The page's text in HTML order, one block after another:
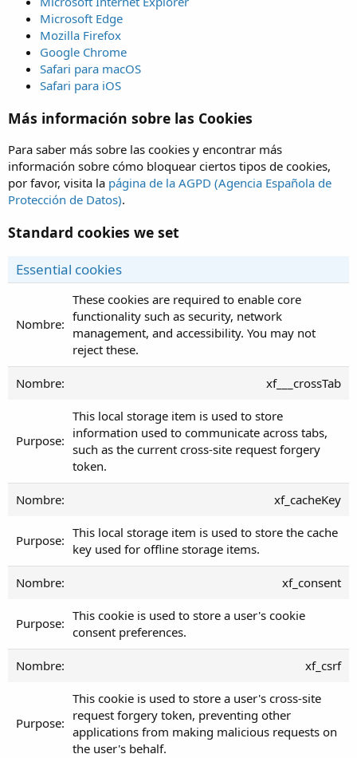
Microsoft Edge
Mozilla Firefox
Google Chrome
Safari para macOS
Safari para iOS
Más información sobre las Cookies
Para saber más sobre las cookies y encontrar más
información sobre cómo bloquear ciertos tipos de cookies,
por favor, visita la página de la AGPD (Agencia Española de
Protección de Datos).
Standard cookies we set
Essential cookies
These cookies are required to enable core
functionality such as security, network
management, and accessibility. You may not
reject these.
xf___crossTab
This local storage item is used to store
information used to communicate across tabs,
such as the current cross-site request forgery
token.
xf_cacheKey
This local storage item is used to store the cache
key used for offline storage items.
xf_consent
This cookie is used to store a user's cookie
consent preferences.
xf_csrf
This cookie is used to store a user's cross-site
request forgery token, preventing other
applications from making malicious requests on
the user's behalf.